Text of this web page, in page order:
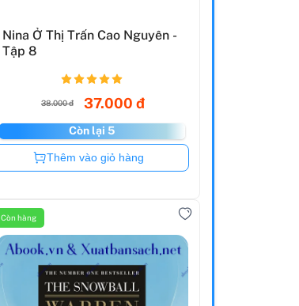
Nina Ở Thị Trấn Cao Nguyên -
Tập 8
38.000 đ 37.000 đ
Còn lại 5
Còn hàng
Thêm vào giỏ hàng
Còn hàng